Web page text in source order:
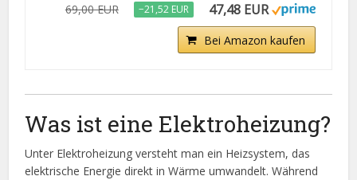
69,00 EUR −21,52 EUR 47,48 EUR
Bei Amazon kaufen
Was ist eine Elektroheizung?
Unter Elektroheizung versteht man ein Heizsystem, das
elektrische Energie direkt in Wärme umwandelt. Während